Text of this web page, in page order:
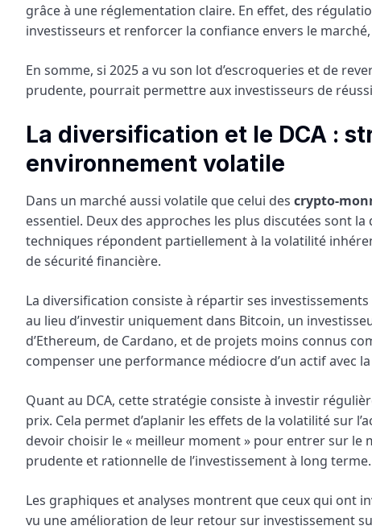
grâce à une réglementation claire. En effet, des
investisseurs et renforcer la confiance envers le
En somme, si 2025 a vu son lot d’escroqueries et de
prudente, pourrait permettre aux investisseurs de
La diversification et le DCA :
environnement volatile
Dans un marché aussi volatile que celui des crypto-
essentiel. Deux des approches les plus discutées sont
techniques répondent partiellement à la volatilité
de sécurité financière.
La diversification consiste à répartir ses
au lieu d’investir uniquement dans Bitcoin, un
d’Ethereum, de Cardano, et de projets moins connus
compenser une performance médiocre d’un actif avec
Quant au DCA, cette stratégie consiste à investir
prix. Cela permet d’aplanir les effets de la volatilité sur
devoir choisir le « meilleur moment » pour entrer sur
prudente et rationnelle de l’investissement à long terme.
Les graphiques et analyses montrent que ceux qui ont
vu une amélioration de leur retour sur investissement